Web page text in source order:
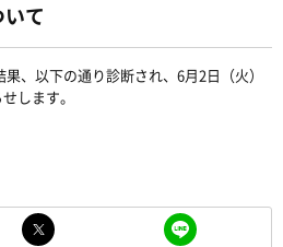
て
、以下の通り診断され、6月2日（火）
します。